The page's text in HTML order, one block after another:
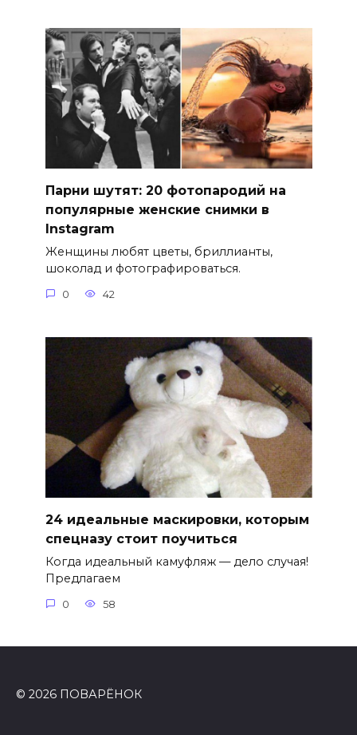
Парни шутят: 20 фотопародий на
популярные женские снимки в
Instagram
Женщины любят цветы, бриллианты,
шоколад и фотографироваться.
0 42
24 идеальные маскировки, которым
спецназу стоит поучиться
Когда идеальный камуфляж — дело случая!
Предлагаем
0 58
© 2026 ПОВАРЁНОК